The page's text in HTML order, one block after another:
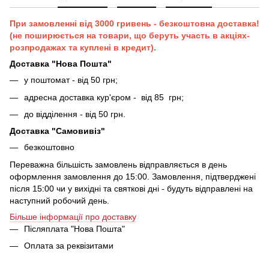
При замовленні від 3000 гривень - безкоштовна доставка!
(не поширюється на товари, що беруть участь в акціях-
розпродажах та куплені в кредит).
Доставка "Нова Пошта"
у поштомат - від 50 грн;
адресна доставка кур'єром - від 85 грн;
до відділення - від 50 грн.
Доставка "Самовивіз"
безкоштовно
Переважна більшість замовлень відправляється в день
оформлення замовлення до 15:00. Замовлення, підтверджені
після 15:00 чи у вихідні та святкові дні - будуть відправлені на
наступний робочий день.
Більше інформації про доставку
Післяплата "Нова Пошта"
Оплата за реквізитами